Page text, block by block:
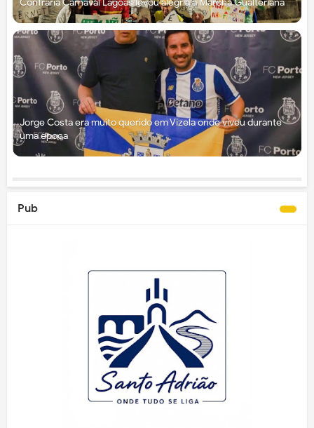
Confraria Carnaval Lagoas levou alegria à Marcha Gualteriana
Jorge Costa era muito querido em Vizela onde viveu durante
uma época
Pub